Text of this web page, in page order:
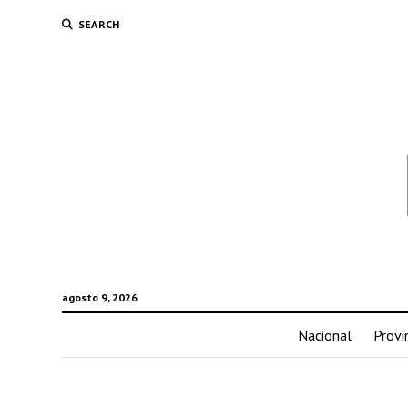
SEARCH
agosto 9, 2026
Nacional